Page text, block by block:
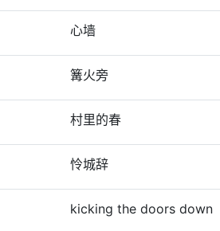
心墙
篝火旁
村里的春
怜城辞
kicking the doors down